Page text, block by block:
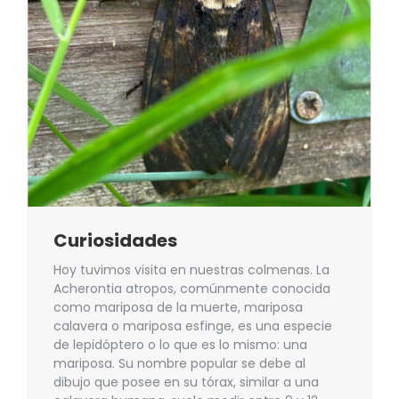
Curiosidades
Hoy tuvimos visita en nuestras colmenas. La
Acherontia atropos, comúnmente conocida
como mariposa de la muerte, mariposa
calavera o mariposa esfinge, es una especie
de lepidóptero o lo que es lo mismo: una
mariposa. Su nombre popular se debe al
dibujo que posee en su tórax, similar a una